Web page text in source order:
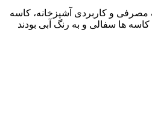
و کاربردی آشپزخانه، کاسه
ها سفالی و به رنگ آبی بودند